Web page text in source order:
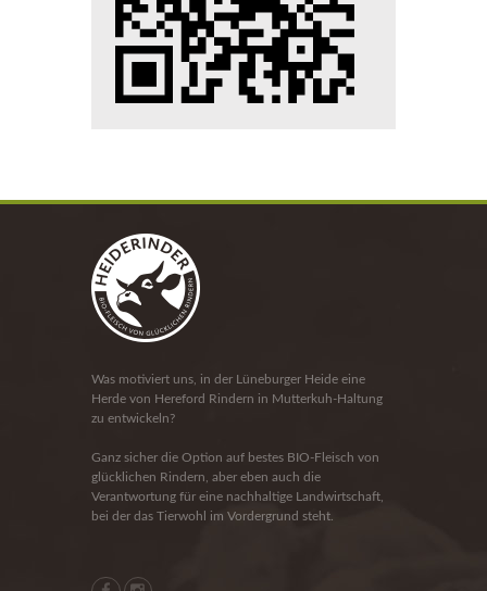
Was motiviert uns, in der Lüneburger Heide eine
Herde von Hereford Rindern in Mutterkuh-Haltung
zu entwickeln?
Ganz sicher die Option auf bestes BIO-Fleisch von
glücklichen Rindern, aber eben auch die
Verantwortung für eine nachhaltige Landwirtschaft,
bei der das Tierwohl im Vordergrund steht.